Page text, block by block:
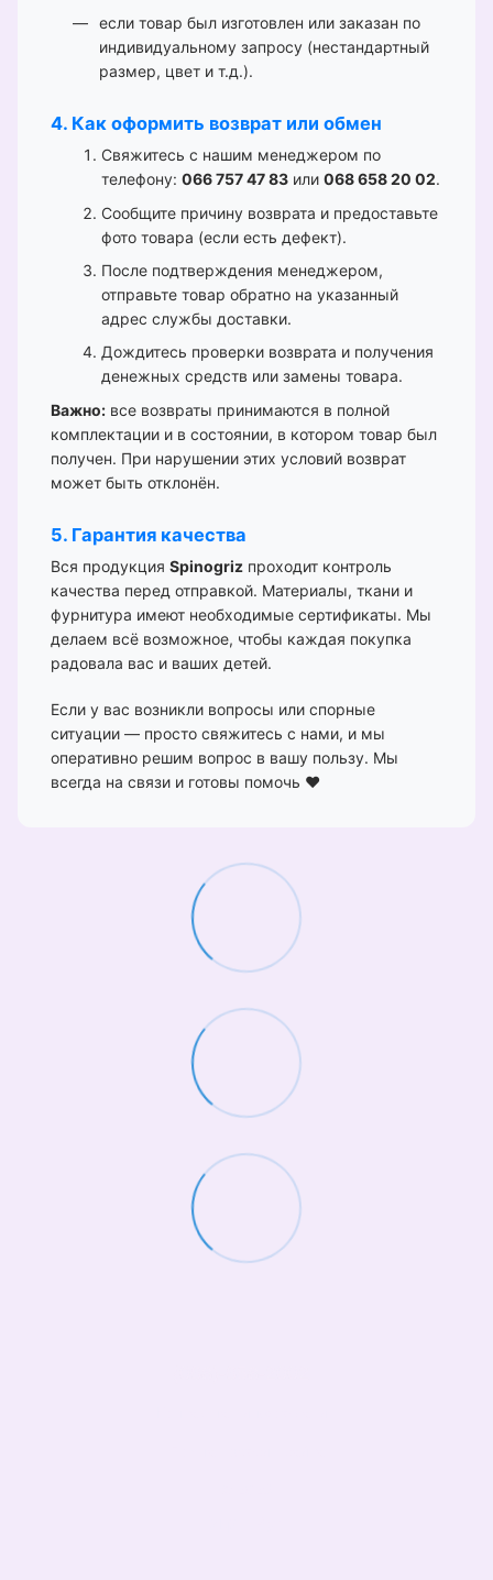
если товар был изготовлен или заказан по
индивидуальному запросу (нестандартный
размер, цвет и т.д.).
4. Как оформить возврат или обмен
Свяжитесь с нашим менеджером по
телефону: 066 757 47 83 или 068 658 20 02.
Сообщите причину возврата и предоставьте
фото товара (если есть дефект).
После подтверждения менеджером,
отправьте товар обратно на указанный
адрес службы доставки.
Дождитесь проверки возврата и получения
денежных средств или замены товара.
Важно: все возвраты принимаются в полной
комплектации и в состоянии, в котором товар был
получен. При нарушении этих условий возврат
может быть отклонён.
5. Гарантия качества
Вся продукция Spinogriz проходит контроль
качества перед отправкой. Материалы, ткани и
фурнитура имеют необходимые сертификаты. Мы
делаем всё возможное, чтобы каждая покупка
радовала вас и ваших детей.
Если у вас возникли вопросы или спорные
ситуации — просто свяжитесь с нами, и мы
оперативно решим вопрос в вашу пользу. Мы
всегда на связи и готовы помочь ❤️